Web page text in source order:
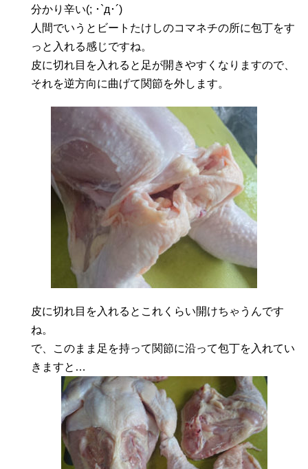
分かり辛い(; ･`д･´)
人間でいうとビートたけしのコマネチの所に包丁をす
っと入れる感じですね。
皮に切れ目を入れると足が開きやすくなりますので、
それを逆方向に曲げて関節を外します。
皮に切れ目を入れるとこれくらい開けちゃうんです
ね。
で、このまま足を持って関節に沿って包丁を入れてい
きますと…